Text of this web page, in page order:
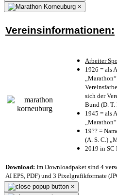
×
Vereinsinformationen:
Arbeiter
1926 = als
sich der
Bund (D. T.
1945 = als
19?? =
(A. S. C.)
2019 in SC
Download: Im Downloadpaket sind 4
AI EPS, PDF) und 3 Pixelgrafikformate
×